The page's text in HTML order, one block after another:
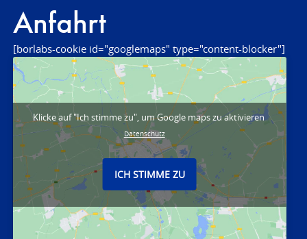
Anfahrt
[borlabs-cookie id="googlemaps" type="content-blocker"]
Klicke auf "Ich stimme zu", um Google maps zu aktivieren
Datenschutz
ICH STIMME ZU